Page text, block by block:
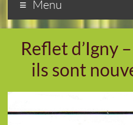
Menu
Reflet d’Igny
ils sont